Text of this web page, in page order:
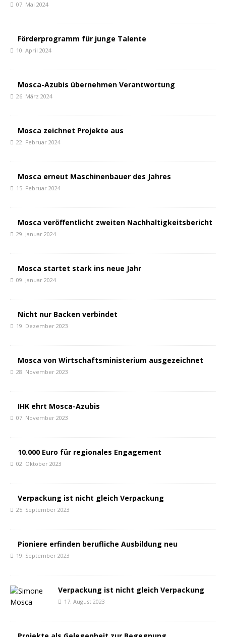
07. Mai 2024
Förderprogramm für junge Talente
10. April 2024
Mosca-Azubis übernehmen Verantwortung
26. März 2024
Mosca zeichnet Projekte aus
22. Februar 2024
Mosca erneut Maschinenbauer des Jahres
15. Februar 2024
Mosca veröffentlicht zweiten Nachhaltigkeitsbericht
29. Januar 2024
Mosca startet stark ins neue Jahr
09. Januar 2024
Nicht nur Backen verbindet
19. Dezember 2023
Mosca von Wirtschaftsministerium ausgezeichnet
28. November 2023
IHK ehrt Mosca-Azubis
07. November 2023
10.000 Euro für regionales Engagement
02. Oktober 2023
Verpackung ist nicht gleich Verpackung
25. September 2023
Pioniere erfinden berufliche Ausbildung neu
19. September 2023
Verpackung ist nicht gleich Verpackung
17. August 2023